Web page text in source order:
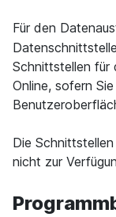
Für den
Schnittstellen für
Online, sofern
Die
nicht zur